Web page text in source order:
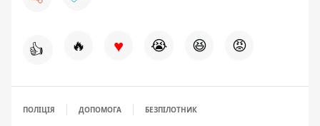
👍 🔥 ♥ 😭 😆 😡
ПОЛІЦІЯ ДОПОМОГА БЕЗПІЛОТНИК